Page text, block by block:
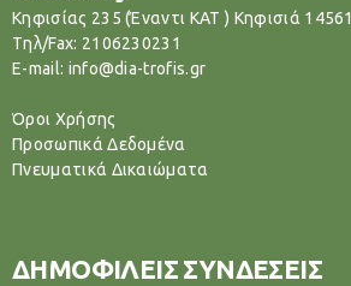
Κηφισίας 235 (Έναντι ΚΑΤ ) Κηφισιά 14561
Tηλ/Fax: 2106230231
E-mail: info@dia-trofis.gr
Όροι Χρήσης
Προσωπικά Δεδομένα
Πνευματικά Δικαιώματα
ΔΗΜΟΦΙΛΕΙΣ ΣΥΝΔΕΣΕΙΣ